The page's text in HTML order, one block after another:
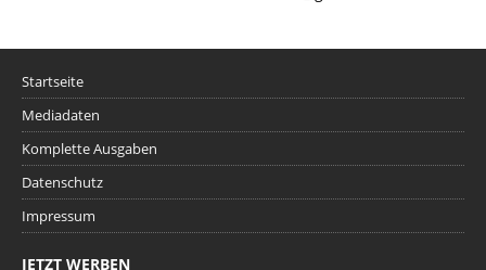
Startseite
Mediadaten
Komplette Ausgaben
Datenschutz
Impressum
JETZT WERBEN